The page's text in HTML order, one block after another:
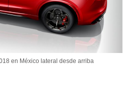
en México lateral desde arriba